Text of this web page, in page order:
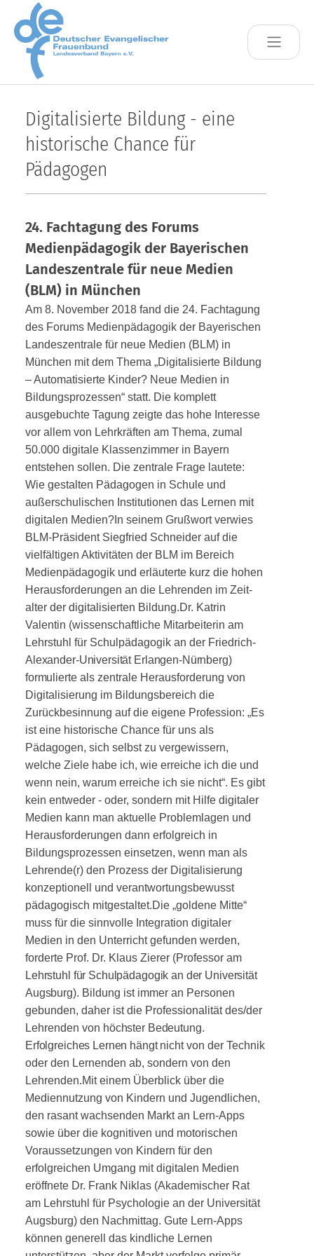
Skip to main content
Digitalisierte Bildung - eine
historische Chance für
Pädagogen
24. Fachtagung des Forums
Medienpädagogik der Bayerischen
Landes­zentrale für neue Medien
(BLM) in München
Am 8. November 2018 fand die 24. Fachtagung
des Forums Medienpädagogik der Bayerischen
Landes­zentrale für neue Medien (BLM) in
München mit dem Thema „Digitalisierte Bildung
– Automatisierte Kinder? Neue Medien in
Bildungsprozessen“ statt. Die komplett
ausgebuchte Tagung zeigte das hohe Interesse
vor allem von Lehrkräften am Thema, zumal
50.000 digitale Klassenzimmer in Bayern
entstehen sollen. Die zentrale Frage lautete:
Wie gestalten Päda­­gogen in Schule und
außerschulischen Institutionen das Lernen mit
digitalen Medien?In seinem Grußwort verwies
BLM-Präsident Siegfried Schneider auf die
vielfältigen Aktivitäten der BLM im Bereich
Medienpädagogik und erläuterte kurz die hohen
Herausforderungen an die Lehrenden im Zeit­
alter der digitalisierten Bildung.Dr. Katrin
Valentin (wissenschaftliche Mitarbeiterin am
Lehrstuhl für Schulpädagogik an der Friedrich-
Alexander-Universität Erlangen-Nürnberg)
formulierteals zentrale Herausforderung von
Digitalisierung im Bildungsbereich die
Zurückbesinnung auf die eigene Profession: „Es
ist eine historische Chance für uns als
Pädagogen, sich selbst zu vergewissern,
welche Ziele habe ich, wie erreiche ich die und
wenn nein, warum erreiche ich sie nicht“. Es gibt
kein entweder - oder, sondern mit Hilfe digitaler
Medien kann man aktuelle Problemlagen und
Herausforderungen dann erfolg­reich in
Bildungsprozessen einsetzen, wenn man als
Lehrende(r) den Prozess der Digitalisierung
konzep­tionell und verantwortungsbewusst
pädagogisch mitgestaltet.Die „goldene Mitte“
muss für die sinnvolle Integra­tion digitaler
Medien in den Unterricht gefunden werden,
forderte Prof. Dr. Klaus Zierer (Professor am
Lehrstuhl für Schulpädagogik an der Universität
Augs­burg). Bildung ist immer an Personen
gebunden, daher ist die Professionalität des/der
Lehrenden von höchster Bedeutung.
Erfolgreiches Lernen hängt nichtvon der Technik
oder den Lernenden ab, sondern von den
Lehrenden.Mit einem Überblick über die
Mediennutzung von Kindern und Jugendlichen,
den rasant wachsenden Markt an Lern-Apps
sowie über die kognitiven und motorischen
Voraussetzungen von Kindern für den
erfolgreichen Umgang mit digitalen Medien
eröff­nete Dr. Frank Niklas (Akademischer Rat
am Lehrstuhl für Psychologie an der Universität
Augsburg) den Nachmittag. Gute Lern-Apps
können generell das kindliche Lernen